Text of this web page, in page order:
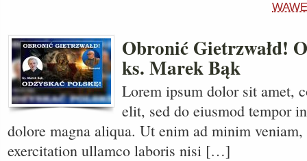
Obronić Gietrzwałd!
ks. Marek Bąk
Lorem ipsum dolor sit amet,
elit, sed do eiusmod tempor
dolore magna aliqua. Ut enim ad minim
exercitation ullamco laboris nisi […]